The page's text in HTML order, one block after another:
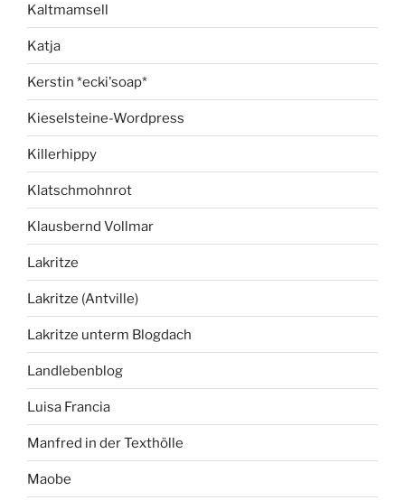
Kaltmamsell
Katja
Kerstin *ecki'soap*
Kieselsteine-Wordpress
Killerhippy
Klatschmohnrot
Klausbernd Vollmar
Lakritze
Lakritze (Antville)
Lakritze unterm Blogdach
Landlebenblog
Luisa Francia
Manfred in der Texthölle
Maobe